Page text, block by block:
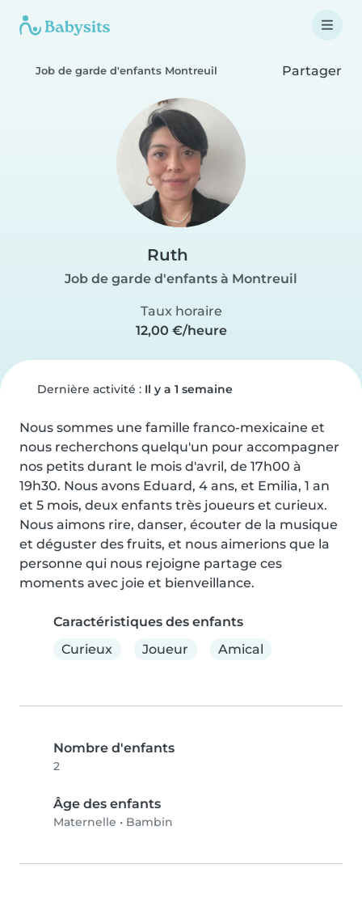
Job de garde d'enfants Montreuil Partager
Ruth
Job de garde d'enfants à Montreuil
Taux horaire
12,00 €/heure
Dernière activité : Il y a 1 semaine
Nous sommes une famille franco-mexicaine et
nous recherchons quelqu'un pour accompagner
nos petits durant le mois d'avril, de 17h00 à
19h30. Nous avons Eduard, 4 ans, et Emilia, 1 an
et 5 mois, deux enfants très joueurs et curieux.
Nous aimons rire, danser, écouter de la musique
et déguster des fruits, et nous aimerions que la
personne qui nous rejoigne partage ces
moments avec joie et bienveillance.
Caractéristiques des enfants
Curieux
Joueur Amical
Nombre d'enfants
2
Âge des enfants
Maternelle • Bambin